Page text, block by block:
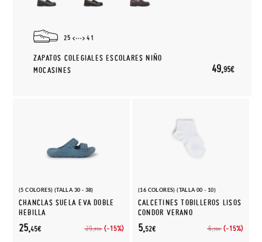
25 41
ZAPATOS COLEGIALES ESCOLARES NIÑO
MOCASINES
49,95€
(5 COLORES) (TALLA 30 - 38)
CHANCLAS SUELA EVA DOBLE
HEBILLA
29,95€ (-15%)
25,45€
(16 COLORES) (TALLA 00 - 10)
CALCETINES TOBILLEROS LISOS
CONDOR VERANO
6,50€ (-15%)
5,52€